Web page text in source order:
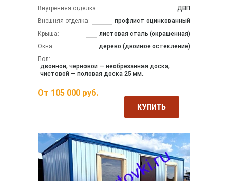
Внутренняя отделка:
ДВП
Внешняя отделка:
профлист оцинкованный
Крыша:
листовая сталь (окрашенная)
Окна:
дерево (двойное остекление)
Пол:
двойной, черновой — необрезанная доска,
чистовой — половая доска 25 мм.
От 105 000 руб.
КУПИТЬ